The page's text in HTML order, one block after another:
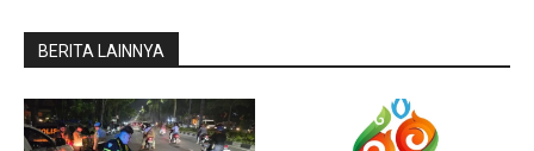
BERITA LAINNYA